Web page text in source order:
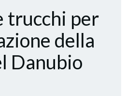
trucchi per
della
Danubio